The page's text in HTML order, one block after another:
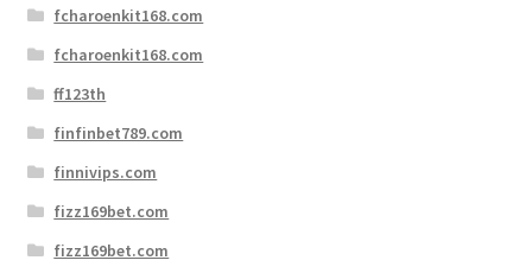
fcharoenkit168.com
fcharoenkit168.com
ff123th
finfinbet789.com
finnivips.com
fizz169bet.com
fizz169bet.com